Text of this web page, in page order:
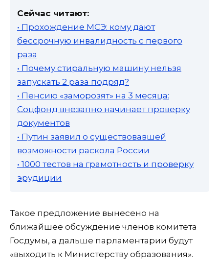
Сейчас читают:
• Прохождение МСЭ: кому дают
бессрочную инвалидность с первого
раза
• Почему стиральную машину нельзя
запускать 2 раза подряд?
• Пенсию «заморозят» на 3 месяца:
Соцфонд внезапно начинает проверку
документов
• Путин заявил о существовавшей
возможности раскола России
• 1000 тестов на грамотность и проверку
эрудиции
Такое предложение вынесено на
ближайшее обсуждение членов комитета
Госдумы, а дальше парламентарии будут
«выходить к Министерству образования».